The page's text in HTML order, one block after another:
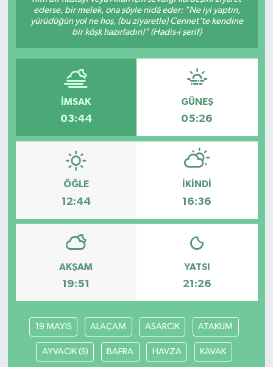
ederse, bir melek, ona şöyle nidâ eder: "Ne iyi yaptın,
yürüdüğün yol ne hoş, (bu ziyaretle) Cennet'te kendine
bir köşk hazırladın!" (Hadis-i şerif)
İMSAK
03:44
GÜNEŞ
05:26
ÖĞLE
12:44
İKINDI
16:36
AKŞAM
19:51
YATSI
21:26
19 MAYIS ALAÇAM ASARCIK ATAKUM
AYVACIK (S) BAFRA HAVZA KAVAK